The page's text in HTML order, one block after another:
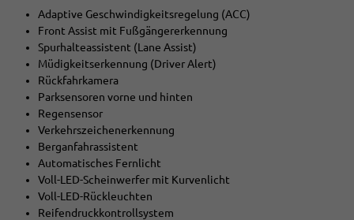
Adaptive Geschwindigkeitsregelung (ACC)
Front Assist mit Fußgängererkennung
Spurhalteassistent (Lane Assist)
Müdigkeitserkennung (Driver Alert)
Rückfahrkamera
Parksensoren vorne und hinten
Regensensor
Verkehrszeichenerkennung
Berganfahrassistent
Automatisches Fernlicht
Voll-LED-Scheinwerfer mit Kurvenlicht
Voll-LED-Rückleuchten
Reifendruckkontrollsystem